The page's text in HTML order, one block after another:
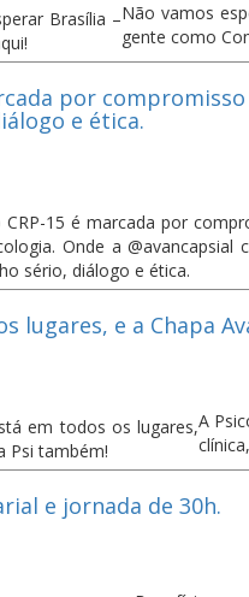
Não vamos
gente como
por
e ética.
lugares, e a Chapa
A
e jornada de 30h.